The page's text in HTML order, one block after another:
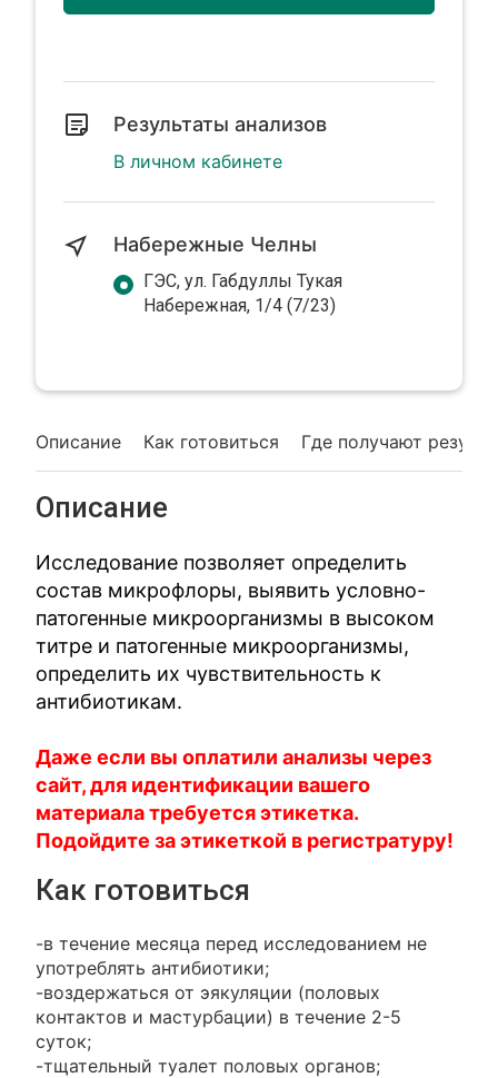
Описание Как готовиться Где получают
Описание
Исследование позволяет определить
состав микрофлоры, выявить условно-
патогенные микроорганизмы в высоком
титре и патогенные микроорганизмы,
определить их чувствительность к
антибиотикам.
Даже если вы оплатили анализы через
сайт, для идентификации вашего
материала требуется этикетка.
Подойдите за этикеткой в регистратуру!
Как готовиться
-в течение месяца перед исследованием не
употреблять антибиотики;
-воздержаться от эякуляции (половых
контактов и мастурбации) в течение 2-5
суток;
-тщательный туалет половых органов;
Результаты анализов
В личном кабинете
Набережные Челны
ГЭС, ул. Габдуллы Тукая
Набережная, 1/4 (7/23)